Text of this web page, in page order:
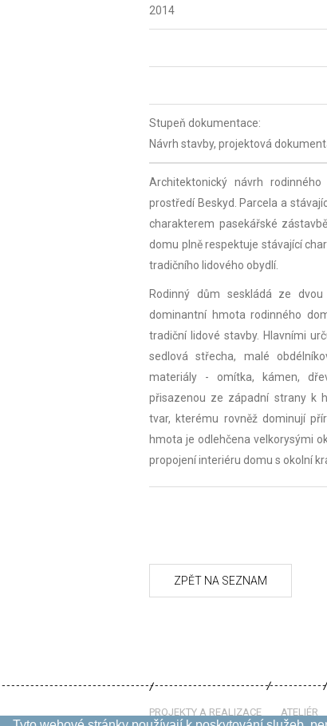
2014
Stupeň dokumentace:
Návrh stavby, projektová
Architektonický návrh
prostředí Beskyd. Parcela a
charakterem pasekářské
domu plně respektuje stávající
tradičního lidového obydlí.
Rodinný dům seskládá ze
dominantní hmota rodinného
tradiční lidové stavby. Hlavními
sedlová střecha, malé
materiály - omítka, kámen,
přisazenou ze západní strany k
tvar, kterému rovněž dominují
hmota je odlehčena velkorysými
propojení interiéru domu s okolní
PROJEKTY A REALIZACE ATELIÉR